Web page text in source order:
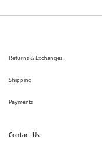
Returns & Exchanges
Shipping
Payments
Contact Us